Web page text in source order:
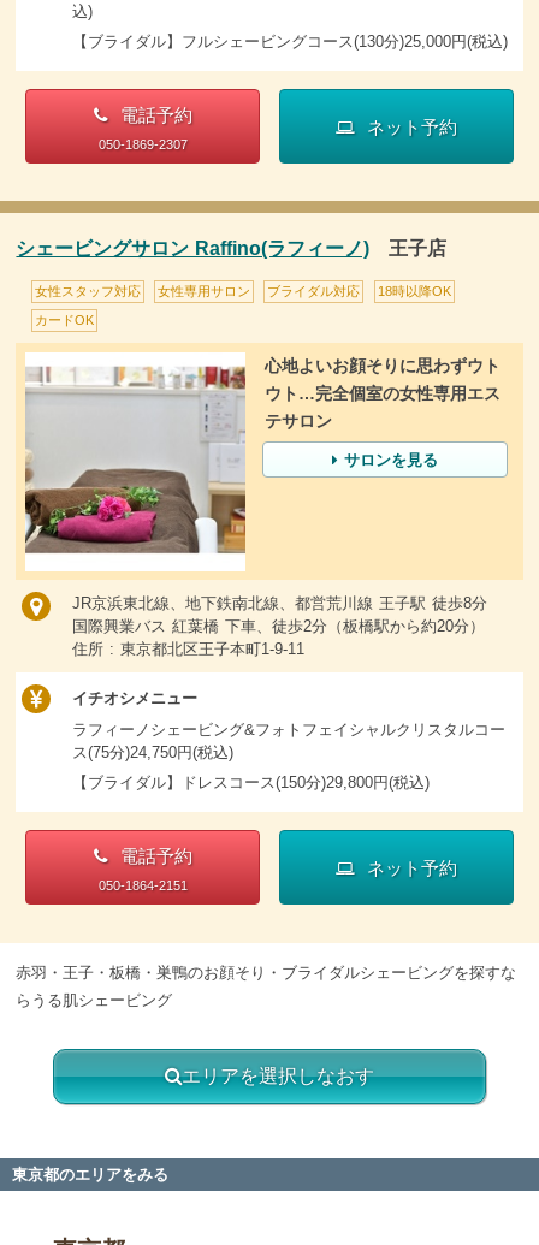
込)
【ブライダル】フルシェービングコース(130分)25,000円(税込)
電話予約
050-1869-2307
ネット予約
シェービングサロン Raffino(ラフィーノ) 王子店
女性スタッフ対応 女性専用サロン ブライダル対応 18時以降OK
カードOK
心地よいお顔そりに思わずウト
ウト…完全個室の女性専用エス
テサロン
サロンを見る
JR京浜東北線、地下鉄南北線、都営荒川線 王子駅 徒歩8分
国際興業バス 紅葉橋 下車、徒歩2分（板橋駅から約20分）
住所 : 東京都北区王子本町1-9-11
イチオシメニュー
ラフィーノシェービング&フォトフェイシャルクリスタルコー
ス(75分)24,750円(税込)
【ブライダル】ドレスコース(150分)29,800円(税込)
電話予約
050-1864-2151
ネット予約
赤羽・王子・板橋・巣鴨のお顔そり・ブライダルシェービングを探すな
らうる肌シェービング
エリアを選択しなおす
東京都のエリアをみる